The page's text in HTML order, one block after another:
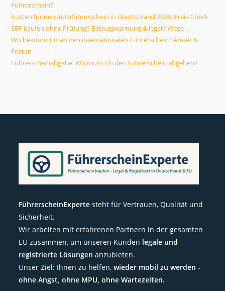
Führerschein?
Kosten für den Autoführerschein in Deutschland 2026: Preis-Check
SBF kaufen ohne Prüfung? Betrugswarnung & legale Wege
Wo bekommt man den internationalen Führerschein? Ämter &
Fristen
Führerscheinabgabe: Wo muss ich den Führerschein abgeben?
FührerscheinExperte steht für Vertrauen, Qualität und
Sicherheit.
Wir arbeiten mit erfahrenen Partnern in der gesamten
EU zusammen, um unseren Kunden legale und
registrierte Lösungen anzubieten.
Unser Ziel: Ihnen zu helfen,wieder mobil zu werden -
ohne Angst, ohne MPU, ohne Wartezeiten.